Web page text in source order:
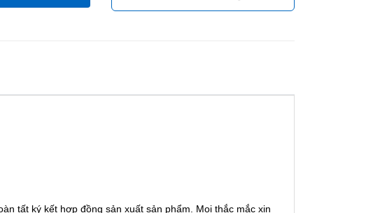
tất ký kết hợp đồng sản xuất sản phẩm. Mọi thắc mắc xin